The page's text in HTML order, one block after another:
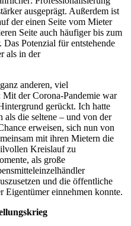
ausgeprägt. Außerdem ist
der einen Seite vom Mieter
Seite auch häufiger bis zum
Potenzial für entstehende
als in der
anderen, viel
der Corona-Pandemie war
gerückt. Ich hatte
die seltene – und von der
erweisen, sich nun von
mit ihren Mietern die
Kreislauf zu
als große
und die öffentliche
Eigentümer einnehmen konnte.